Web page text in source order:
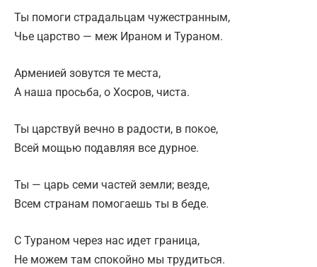
Ты помоги страдальцам чужестранным,
Чье царство — меж Ираном и Тураном.
Арменией зовутся те места,
А наша просьба, о Хосров, чиста.
Ты царствуй вечно в радости, в покое,
Всей мощью подавляя все дурное.
Ты — царь семи частей земли; везде,
Всем странам помогаешь ты в беде.
С Тураном через нас идет граница,
Не можем там спокойно мы трудиться.